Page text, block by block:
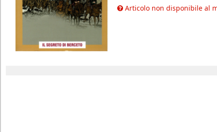
Articolo non disponibile al